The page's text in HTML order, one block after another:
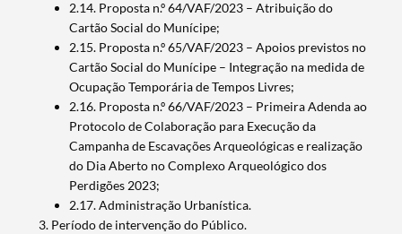
Termo de Pesquisa
Categorias gerais
2.14. Proposta n.º 64/VAF/2023 – Atribuição do
Cartão Social do Munícipe;
2.15. Proposta n.º 65/VAF/2023 – Apoios previstos no
Cartão Social do Munícipe – Integração na medida de
Ocupação Temporária de Tempos Livres;
2.16. Proposta n.º 66/VAF/2023 – Primeira Adenda ao
Protocolo de Colaboração para Execução da
Campanha de Escavações Arqueológicas e realização
do Dia Aberto no Complexo Arqueológico dos
Perdigões 2023;
2.17. Administração Urbanística.
Período de intervenção do Público.